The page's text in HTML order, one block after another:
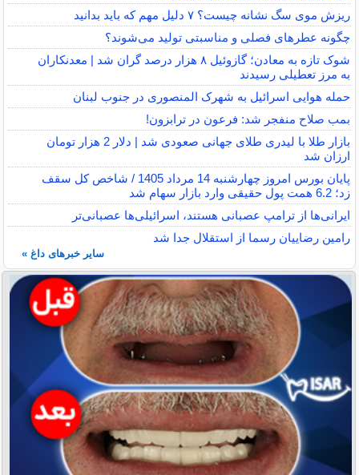
ریزش موی سگ نشانه چیست؟ ۷ دلیل مهم که باید بدانید
چگونه عطرهای فصلی و مناسبتی تولید می‌شوند؟
شوک تازه به معادن؛ گازوئیل ۸ هزار درصد گران شد | معدنکاران
به مرز تعطیلی رسیدند
حمله هوایی اسرائیل به شهرک المنصوری در جنوب لبنان
بمب صلاح منفجر شد: فرعون در ترابزون!
بازار طلا با لیدری طلای جهانی صعودی شد | دلار 2 هزار تومان
ارزان شد
پایان بورس امروز چهارشنبه 14 مرداد 1405 / شاخص کل سقف
زد؛ 6.2 همت پول حقیقی وارد بازار سهام شد
ایرانی‌ها از ترامپ عصبانی هستند، اسرائیلی‌ها عصبانی‌تر
رامین رضاییان رسما از استقلال جدا شد
سایر خبرهای داغ »